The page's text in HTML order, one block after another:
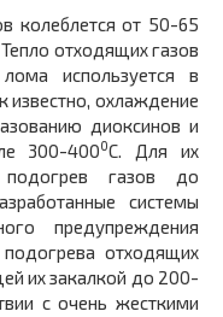
колеблется от 50-65
отходящих газов
используется в
известно, охлаждение
диоксинов и
300-4000С. Для их
подогрев газов до
системы
предупреждения
отходящих
их закалкой до 200-
с очень жесткими